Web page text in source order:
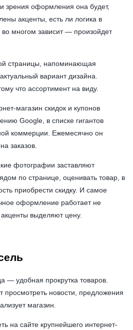
зрения оформления она будет,
акценты, есть ли логика в
многом зависит — произойдет
страницы, напоминающая
вариант дизайна.
что ассортимент на виду.
магазин скидок и купонов
Google, в списке гигантов
коммерции. Ежемесячно он
заказов.
фотографии заставляют
по странице, оценивать товар, в
приобрести скидку. И самое
оформление работает не
выделяют цену.
— удобная прокрутка товаров.
просмотреть новости, предложения
магазин.
на сайте крупнейшего интернет-